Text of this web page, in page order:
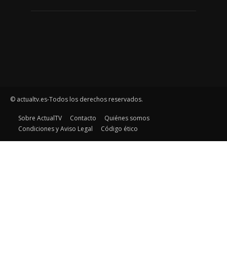
© actualtv.es-Todos los derechos reservados.
Sobre ActualTV Contacto
Quiénes somos
Condiciones y Aviso Legal
Código ético